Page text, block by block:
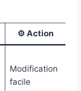
⚙️ Action
Modification
facile